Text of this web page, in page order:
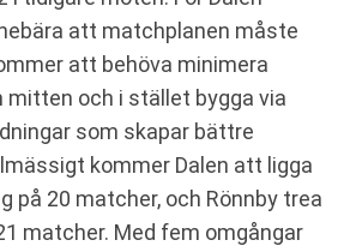
att matchplanen måste
att behöva minimera
mitten och i stället bygga via
som skapar bättre
kommer Dalen att ligga
på 20 matcher, och Rönnby trea
matcher. Med fem omgångar